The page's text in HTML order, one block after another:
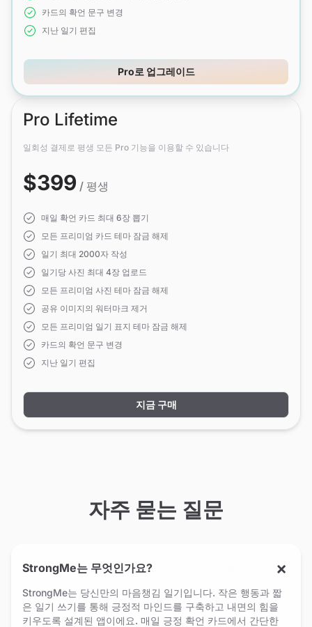
카드의 확언 문구 변경
지난 일기 편집
Pro로 업그레이드
Pro Lifetime
일회성 결제로 평생 모든 Pro 기능을 이용할 수 있습니다
$399 / 평생
매일 확언 카드 최대 6장 뽑기
모든 프리미엄 카드 테마 잠금 해제
일기 최대 2000자 작성
일기당 사진 최대 4장 업로드
모든 프리미엄 사진 테마 잠금 해제
공유 이미지의 워터마크 제거
모든 프리미엄 일기 표지 테마 잠금 해제
카드의 확언 문구 변경
지난 일기 편집
지금 구매
자주 묻는 질문
StrongMe는 무엇인가요?
StrongMe는 당신만의 마음챙김 일기입니다. 작은 행동과 짧
은 일기 쓰기를 통해 긍정적 마인드를 구축하고 내면의 힘을
키우도록 설계된 앱이에요. 매일 긍정 확언 카드에서 간단한